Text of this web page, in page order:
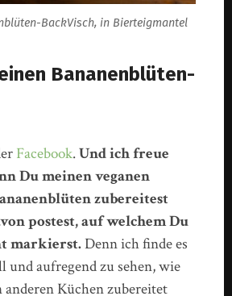
BackVisch, in Bierteigmantel
Bananenblüten-
Facebook.Und ich freue
Du meinen veganen
zubereitest
postest, auf welchem Du
markierst.Denn ich finde es
aufregend zu sehen, wie
anderen Küchen zubereitet